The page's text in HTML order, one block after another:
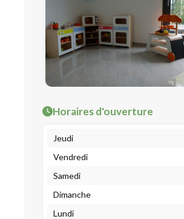
Horaires d'ouverture
Jeudi
Vendredi
Samedi
Dimanche
Lundi